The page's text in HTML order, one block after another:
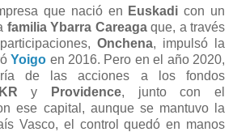
que nació en Euskadi con un
familia Ybarra Careagaque, a través
Onchena, impulsó la
Yoigo en 2016. Pero en el año 2020,
de las acciones a los fondos
y Providence, junto con el
ese capital, aunque se mantuvo la
Vasco, el control quedó en manos